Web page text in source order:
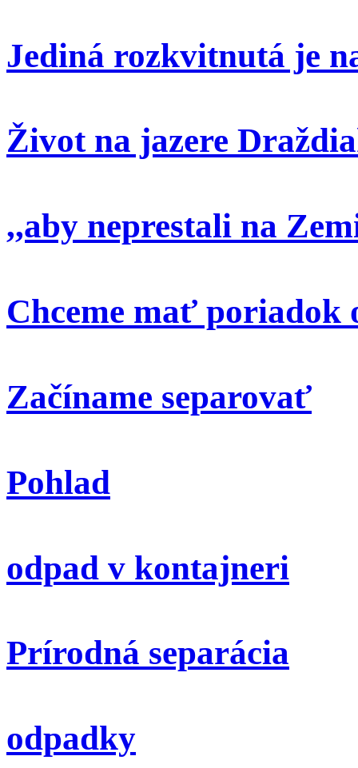
Jediná rozkvitnutá je
Život na jazere
,,aby neprestali na
Chceme mať poriadok
Začíname separovať
Pohlad
odpad v kontajneri
Prírodná separácia
odpadky